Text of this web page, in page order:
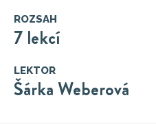
ROZSAH
7 lekcí
LEKTOR
Šárka Weberová